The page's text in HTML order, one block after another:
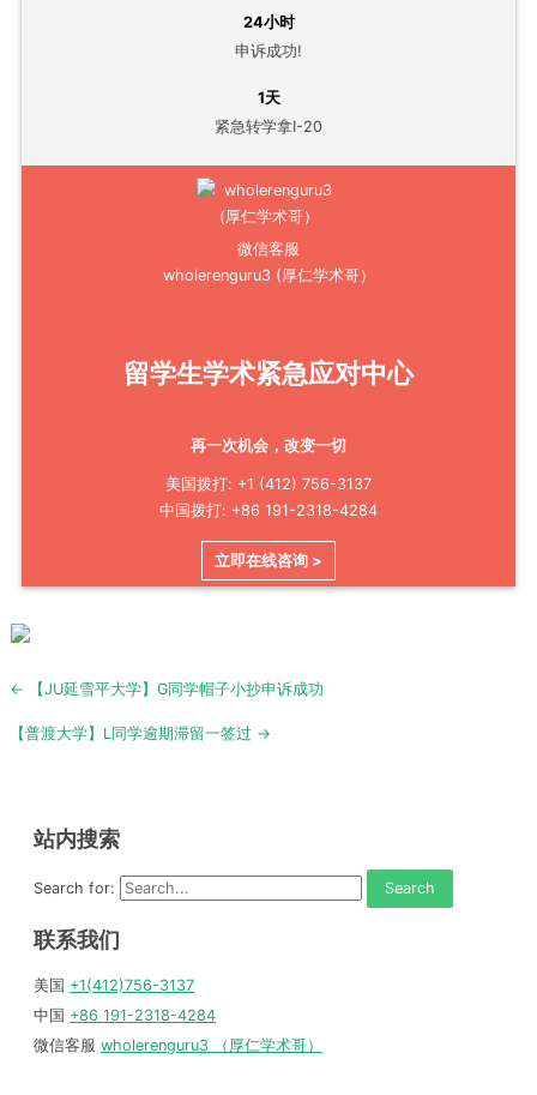
24小时
申诉成功!
1天
紧急转学拿I-20
微信客服
wholerenguru3 (厚仁学术哥）
留学生学术紧急应对中心
再一次机会，改变一切
美国拨打: +1 (412) 756-3137
中国拨打: +86 191-2318-4284
立即在线咨询 >
Post
← 【JU延雪平大学】G同学帽子小抄申诉成功
【普渡大学】L同学逾期滞留一签过 →
站内搜索
Search for:
联系我们
美国 +1(412)756-3137
中国 +86 191-2318-4284
微信客服 wholerenguru3 （厚仁学术哥）